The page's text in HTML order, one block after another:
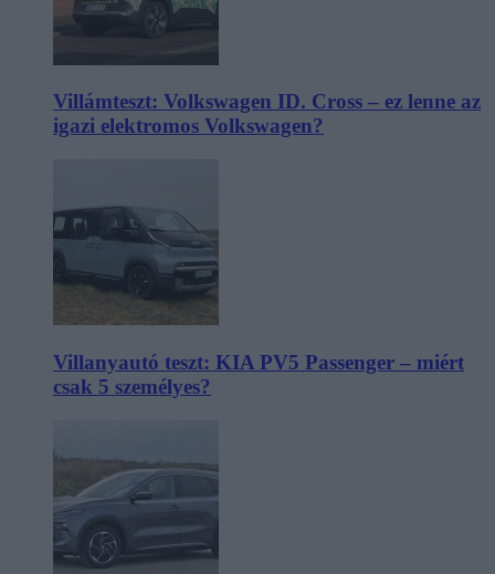
Villámteszt: Volkswagen ID. Cross – ez lenne az
igazi elektromos Volkswagen?
Villanyautó teszt: KIA PV5 Passenger – miért
csak 5 személyes?